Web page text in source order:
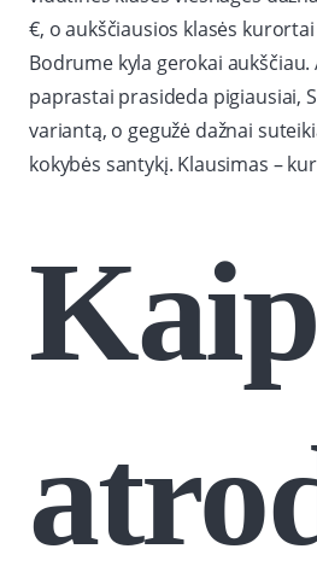
€, o aukščiausios klasės
Bodrume kyla gerokai aukščiau.
paprastai prasideda pigiausiai,
variantą, o gegužė dažnai
kokybės santykį. Klausimas –
Kaip